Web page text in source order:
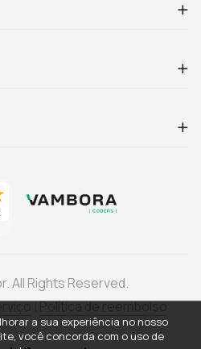
All Rights Reserved.
Política de reembolso
a sua experiência no nosso
você concorda com o uso de